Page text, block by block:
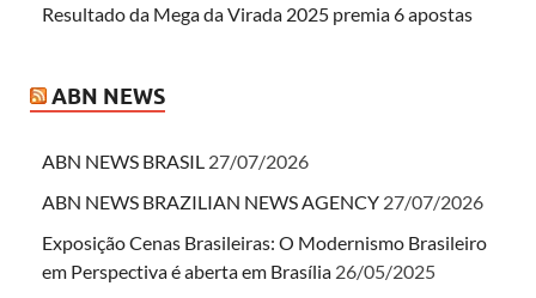
Resultado da Mega da Virada 2025 premia 6 apostas
ABN NEWS
ABN NEWS BRASIL 27/07/2026
ABN NEWS BRAZILIAN NEWS AGENCY 27/07/2026
Exposição Cenas Brasileiras: O Modernismo Brasileiro
em Perspectiva é aberta em Brasília 26/05/2025